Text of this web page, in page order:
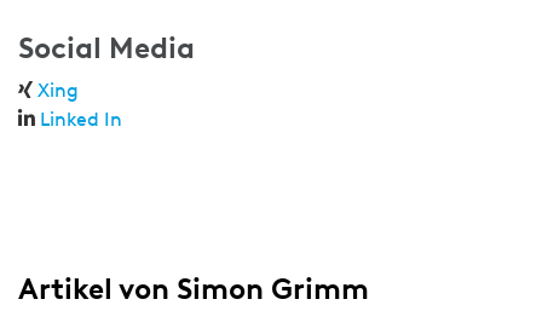
Social Media
Xing
Linked In
Artikel von Simon Grimm